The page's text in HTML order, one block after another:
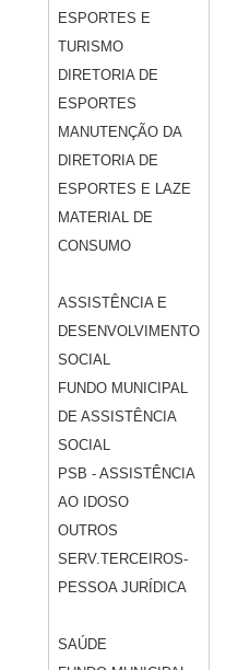
ESPORTES E
TURISMO
DIRETORIA DE
ESPORTES
MANUTENÇÃO DA
DIRETORIA DE
ESPORTES E LAZE
MATERIAL DE
CONSUMO
ASSISTÊNCIA E
DESENVOLVIMENTO
SOCIAL
FUNDO MUNICIPAL
DE ASSISTÊNCIA
SOCIAL
PSB - ASSISTÊNCIA
AO IDOSO
OUTROS
SERV.TERCEIROS-
PESSOA JURÍDICA
SAÚDE